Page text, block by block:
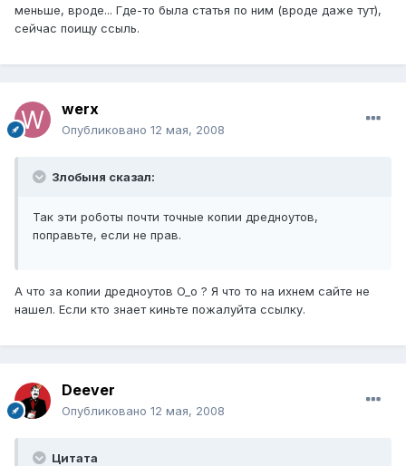
меньше, вроде... Где-то была статья по ним (вроде даже тут),
сейчас поищу ссыль.
werx
Опубликовано 12 мая, 2008
Злобыня сказал:
Так эти роботы почти точные копии дредноутов,
поправьте, если не прав.
А что за копии дредноутов O_o ? Я что то на ихнем сайте не
нашел. Если кто знает киньте пожалуйта ссылку.
Deever
Опубликовано 12 мая, 2008
Цитата